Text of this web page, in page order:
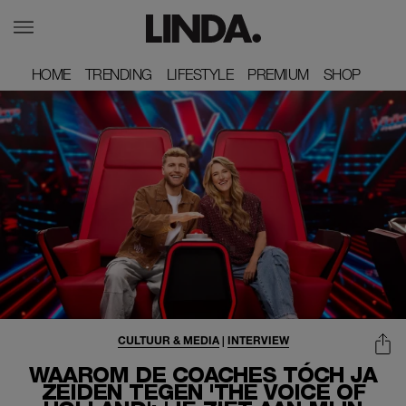
HOME
HOME TRENDING
TRENDING LIFESTYLE
LIFESTYLE PREMIUM
PREMIUM SHOP
SHOP
WAAROM DE COACHES TÓCH JA
ZEIDEN TEGEN 'THE VOICE OF
CULTUUR & MEDIA| INTERVIEW